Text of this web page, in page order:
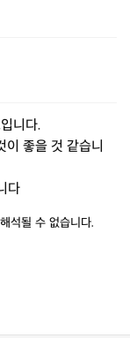
니다.
좋을 것 같습니
다
석될 수 없습니다.